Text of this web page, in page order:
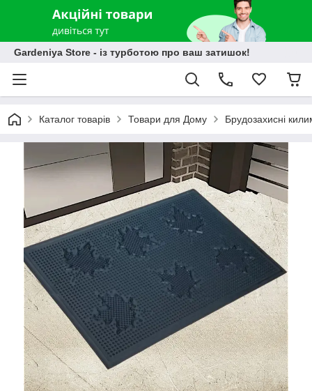
Gardeniya Store - із турботою про ваш затишок!
Каталог товарів Товари для Дому Брудозахисні